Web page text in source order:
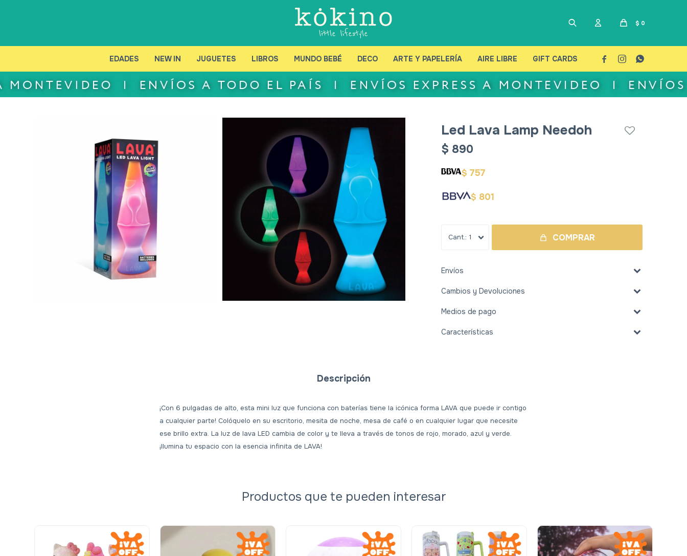
EDADES NEW IN JUGUETES LIBROS MUNDO BEBÉ DECO ARTE Y PAPELERÍA AIRE LIBRE GIFT CARDS
$ 0
  
Led Lava Lamp Needoh
$ 890
$ 757
$ 801
1 COMPRAR
Envíos
Cambios y Devoluciones
Medios de pago
Características
Descripción
¡Con 6 pulgadas de alto, esta mini luz que funciona con baterías tiene la icónica forma LAVA que puede ir contigo
a cualquier parte! Colóquelo en su escritorio, mesita de noche, mesa de café o en cualquier lugar que necesite
ese brillo extra. La luz de lava LED cambia de color y te lleva a través de tonos de rojo, morado, azul y verde.
¡Ilumina tu espacio con la esencia infinita de LAVA!
Productos que te pueden interesar